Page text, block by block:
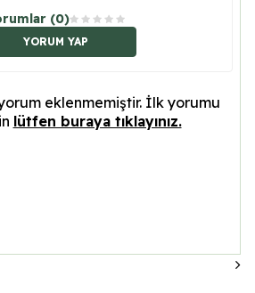
(0)
YORUM YAP
eklenmemiştir. İlk yorumu
lütfen buraya tıklayınız.